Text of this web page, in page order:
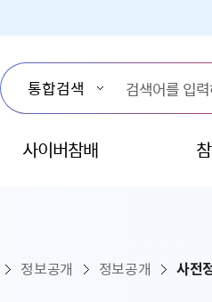
사이버참배
정보공개 정보공개 사전